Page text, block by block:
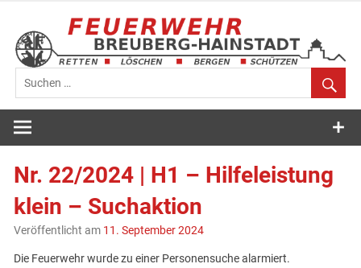
springen
Feuerwehr
Breuberg-
Hainstadt
Nr. 22/2024 | H1 – Hilfeleistung
klein – Suchaktion
Veröffentlicht am 11. September 2024
Die Feuerwehr wurde zu einer Personensuche alarmiert.